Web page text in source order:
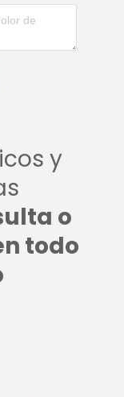
y
o
todo